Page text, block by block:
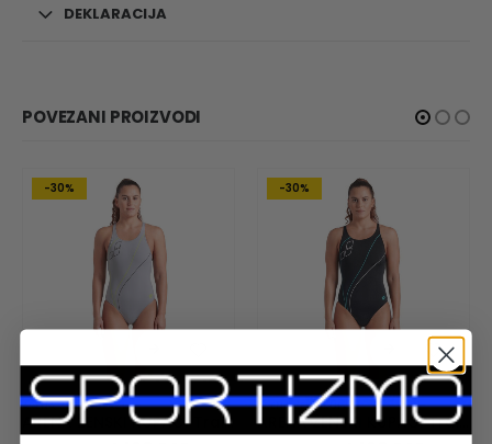
DEKLARACIJA
POVEZANI PROIZVODI
-30%
ARENA,ŽENE,KUPAĆI
ARENA ŽENSKI KUPAĆI Trail Swimsuit V Back
-30%
ARENA,ŽENE,KUPAĆI
ARENA ŽENSKI KUPAĆI Trail Swimsuit V Back